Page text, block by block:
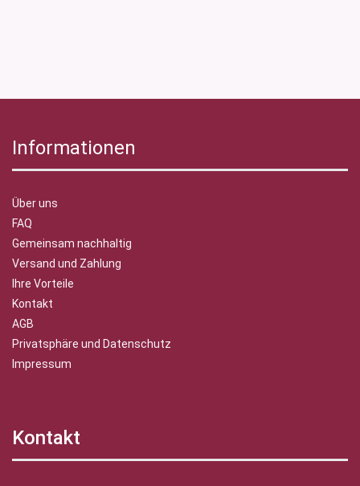
Informationen
Über uns
FAQ
Gemeinsam nachhaltig
Versand und Zahlung
Ihre Vorteile
Kontakt
AGB
Privatsphäre und Datenschutz
Impressum
Kontakt